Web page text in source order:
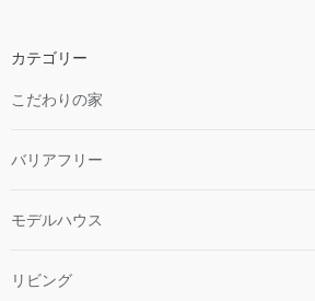
カテゴリー
こだわりの家
バリアフリー
モデルハウス
リビング